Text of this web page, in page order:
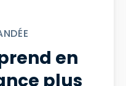
en
plus